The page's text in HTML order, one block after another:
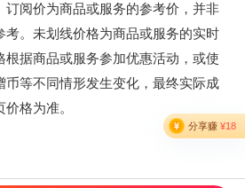
订阅价为商品或服务的参考价，并非
考。未划线价格为商品或服务的实时
根据商品或服务参加优惠活动，或使
币等不同情形发生变化，最终实际成
格为准。